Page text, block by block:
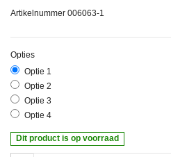
Artikelnummer 006063-1
Opties
Optie 1
Optie 2
Optie 3
Optie 4
Dit product is op voorraad